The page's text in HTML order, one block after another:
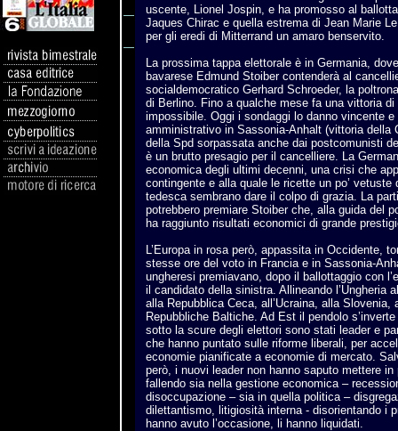
uscente, Lionel Jospin, e ha promosso al
Jaques Chirac e quella estrema di Jean Marie
per gli eredi di Mitterrand un amaro benservito.
La prossima tappa elettorale è in Germania,
bavarese Edmund Stoiber contenderà al
socialdemocratico Gerhard Schroeder, la
di Berlino. Fino a qualche mese fa una vittoria di
impossibile. Oggi i sondaggi lo danno vincente
amministrativo in Sassonia-Anhalt (vittoria della
della Spd sorpassata anche dai postcomunisti
è un brutto presagio per il cancelliere. La
economica degli ultimi decenni, una crisi che
contingente e alla quale le ricette un po’ vetuste
tedesca sembrano dare il colpo di grazia. La
potrebbero premiare Stoiber che, alla guida del
ha raggiunto risultati economici di grande
L’Europa in rosa però, appassita in Occidente,
stesse ore del voto in Francia e in Sassonia-
ungheresi premiavano, dopo il ballottaggio con
il candidato della sinistra. Allineando l’Ungheria
alla Repubblica Ceca, all’Ucraina, alla Slovenia,
Repubbliche Baltiche. Ad Est il pendolo
sotto la scure degli elettori sono stati leader e
che hanno puntato sulle riforme liberali, per
economie pianificate a economie di mercato.
però, i nuovi leader non hanno saputo mettere
fallendo sia nella gestione economica –
disoccupazione – sia in quella politica –
dilettantismo, litigiosità interna - disorientando i
hanno avuto l’occasione, li hanno liquidati.